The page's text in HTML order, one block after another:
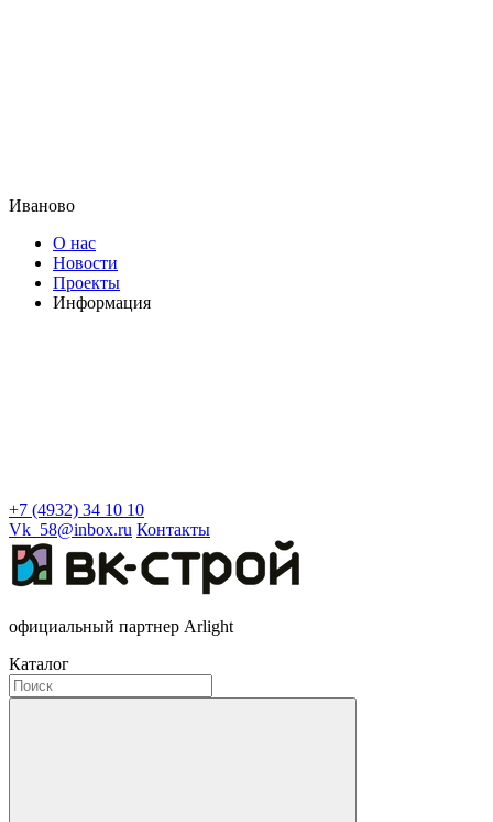
Иваново
О нас
Новости
Проекты
Информация
+7 (4932) 34 10 10
Vk_58@inbox.ru Контакты
официальный партнер Arlight
Каталог